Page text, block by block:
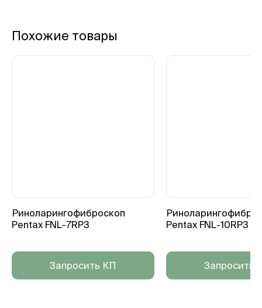
Похожие товары
Риноларингофиброскоп
Pentax FNL-7RP3
Запросить КП
Pentax FNL-10RP3
Запросить